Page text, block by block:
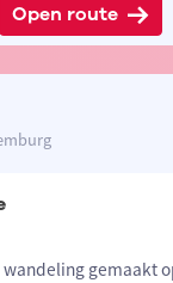
Open route
gemaakt